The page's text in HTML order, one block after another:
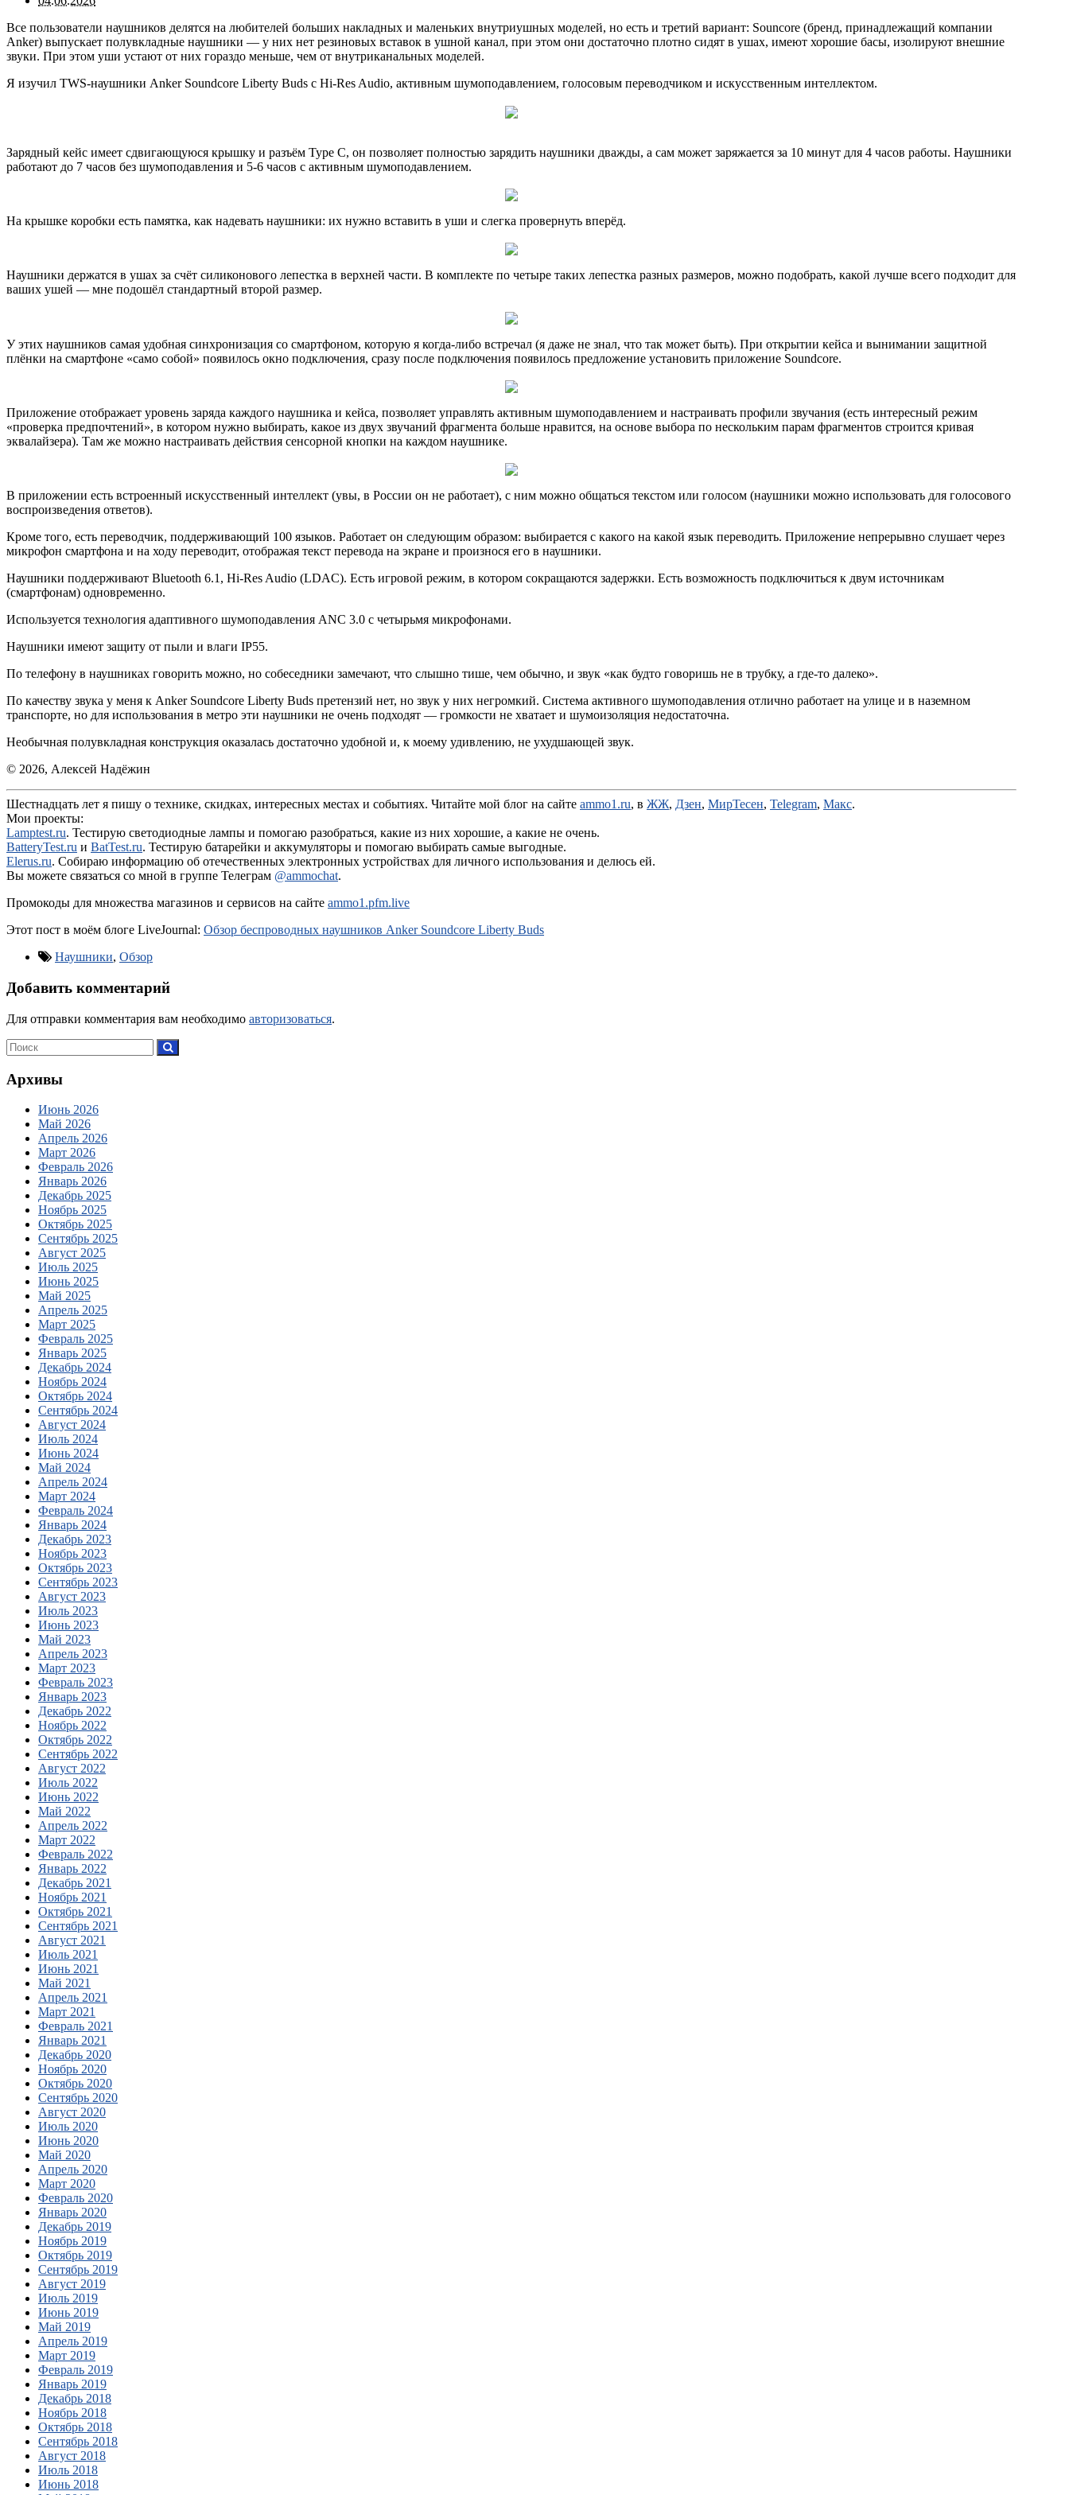
Все пользователи наушников делятся на любителей больших накладных и маленьких внутриушных моделей, но есть и третий вариант: Souncore (бренд, принадлежащий компании
Anker) выпускает полувкладные наушники — у них нет резиновых вставок в ушной канал, при этом они достаточно плотно сидят в ушах, имеют хорошие басы, изолируют внешние
звуки. При этом уши устают от них гораздо меньше, чем от внутриканальных моделей.
Я изучил TWS-наушники Anker Soundcore Liberty Buds с Hi-Res Audio, активным шумоподавлением, голосовым переводчиком и искусственным интеллектом.
Зарядный кейс имеет сдвигающуюся крышку и разъём Type C, он позволяет полностью зарядить наушники дважды, а сам может заряжается за 10 минут для 4 часов работы. Наушники
работают до 7 часов без шумоподавления и 5-6 часов с активным шумоподавлением.
На крышке коробки есть памятка, как надевать наушники: их нужно вставить в уши и слегка провернуть вперёд.
Наушники держатся в ушах за счёт силиконового лепестка в верхней части. В комплекте по четыре таких лепестка разных размеров, можно подобрать, какой лучше всего подходит для
ваших ушей — мне подошёл стандартный второй размер.
У этих наушников самая удобная синхронизация со смартфоном, которую я когда-либо встречал (я даже не знал, что так может быть). При открытии кейса и вынимании защитной
плёнки на смартфоне «само собой» появилось окно подключения, сразу после подключения появилось предложение установить приложение Soundcore.
Приложение отображает уровень заряда каждого наушника и кейса, позволяет управлять активным шумоподавлением и настраивать профили звучания (есть интересный режим
«проверка предпочтений», в котором нужно выбирать, какое из двух звучаний фрагмента больше нравится, на основе выбора по нескольким парам фрагментов строится кривая
эквалайзера). Там же можно настраивать действия сенсорной кнопки на каждом наушнике.
В приложении есть встроенный искусственный интеллект (увы, в России он не работает), с ним можно общаться текстом или голосом (наушники можно использовать для голосового
воспроизведения ответов).
Кроме того, есть переводчик, поддерживающий 100 языков. Работает он следующим образом: выбирается с какого на какой язык переводить. Приложение непрерывно слушает через
микрофон смартфона и на ходу переводит, отображая текст перевода на экране и произнося его в наушники.
Наушники поддерживают Bluetooth 6.1, Hi-Res Audio (LDAC). Есть игровой режим, в котором сокращаются задержки. Есть возможность подключиться к двум источникам
(смартфонам) одновременно.
Используется технология адаптивного шумоподавления ANC 3.0 с четырьмя микрофонами.
Наушники имеют защиту от пыли и влаги IP55.
По телефону в наушниках говорить можно, но собеседники замечают, что слышно тише, чем обычно, и звук «как будто говоришь не в трубку, а где-то далеко».
По качеству звука у меня к Anker Soundcore Liberty Buds претензий нет, но звук у них негромкий. Система активного шумоподавления отлично работает на улице и в наземном
транспорте, но для использования в метро эти наушники не очень подходят — громкости не хватает и шумоизоляция недостаточна.
Необычная полувкладная конструкция оказалась достаточно удобной и, к моему удивлению, не ухудшающей звук.
© 2026, Алексей Надёжин
Шестнадцать лет я пишу о технике, скидках, интересных местах и событиях. Читайте мой блог на сайте ammo1.ru, в ЖЖ, Дзен, МирТесен, Telegram, Макс.
Мои проекты:
Lamptest.ru. Тестирую светодиодные лампы и помогаю разобраться, какие из них хорошие, а какие не очень.
BatteryTest.ru и BatTest.ru. Тестирую батарейки и аккумуляторы и помогаю выбирать самые выгодные.
Elerus.ru. Собираю информацию об отечественных электронных устройствах для личного использования и делюсь ей.
Вы можете связаться со мной в группе Телеграм @ammochat.
Промокоды для множества магазинов и сервисов на сайте ammo1.pfm.live
Этот пост в моём блоге LiveJournal: Обзор беспроводных наушников Anker Soundcore Liberty Buds
Наушники, Обзор
Добавить комментарий
Для отправки комментария вам необходимо авторизоваться.
Архивы
Июнь 2026
Май 2026
Апрель 2026
Март 2026
Февраль 2026
Январь 2026
Декабрь 2025
Ноябрь 2025
Октябрь 2025
Сентябрь 2025
Август 2025
Июль 2025
Июнь 2025
Май 2025
Апрель 2025
Март 2025
Февраль 2025
Январь 2025
Декабрь 2024
Ноябрь 2024
Октябрь 2024
Сентябрь 2024
Август 2024
Июль 2024
Июнь 2024
Май 2024
Апрель 2024
Март 2024
Февраль 2024
Январь 2024
Декабрь 2023
Ноябрь 2023
Октябрь 2023
Сентябрь 2023
Август 2023
Июль 2023
Июнь 2023
Май 2023
Апрель 2023
Март 2023
Февраль 2023
Январь 2023
Декабрь 2022
Ноябрь 2022
Октябрь 2022
Сентябрь 2022
Август 2022
Июль 2022
Июнь 2022
Май 2022
Апрель 2022
Март 2022
Февраль 2022
Январь 2022
Декабрь 2021
Ноябрь 2021
Октябрь 2021
Сентябрь 2021
Август 2021
Июль 2021
Июнь 2021
Май 2021
Апрель 2021
Март 2021
Февраль 2021
Январь 2021
Декабрь 2020
Ноябрь 2020
Октябрь 2020
Сентябрь 2020
Август 2020
Июль 2020
Июнь 2020
Май 2020
Апрель 2020
Март 2020
Февраль 2020
Январь 2020
Декабрь 2019
Ноябрь 2019
Октябрь 2019
Сентябрь 2019
Август 2019
Июль 2019
Июнь 2019
Май 2019
Апрель 2019
Март 2019
Февраль 2019
Январь 2019
Декабрь 2018
Ноябрь 2018
Октябрь 2018
Сентябрь 2018
Август 2018
Июль 2018
Июнь 2018